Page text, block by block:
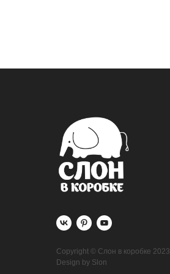
Copyright © Слон в коробке 2023
Design by Slon